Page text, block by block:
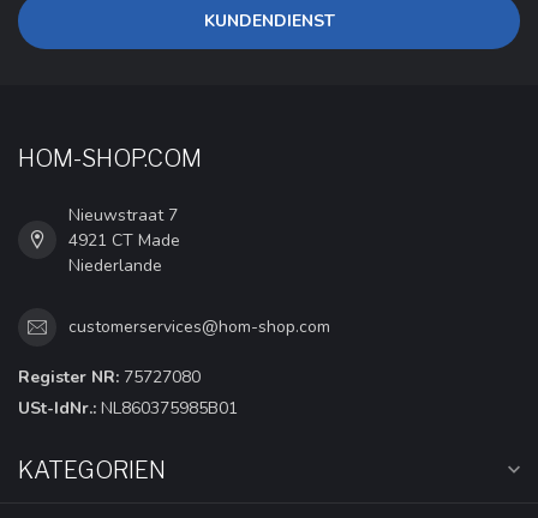
KUNDENDIENST
HOM-SHOP.COM
Nieuwstraat 7
4921 CT Made
Niederlande
customerservices@hom-shop.com
Register NR: 75727080
USt-IdNr.: NL860375985B01
KATEGORIEN